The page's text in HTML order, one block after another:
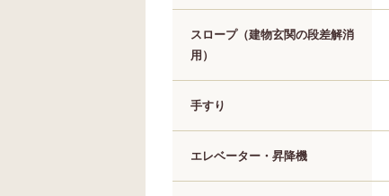
スロープ（建物玄関の段差解消
用）
手すり
エレベーター・昇降機